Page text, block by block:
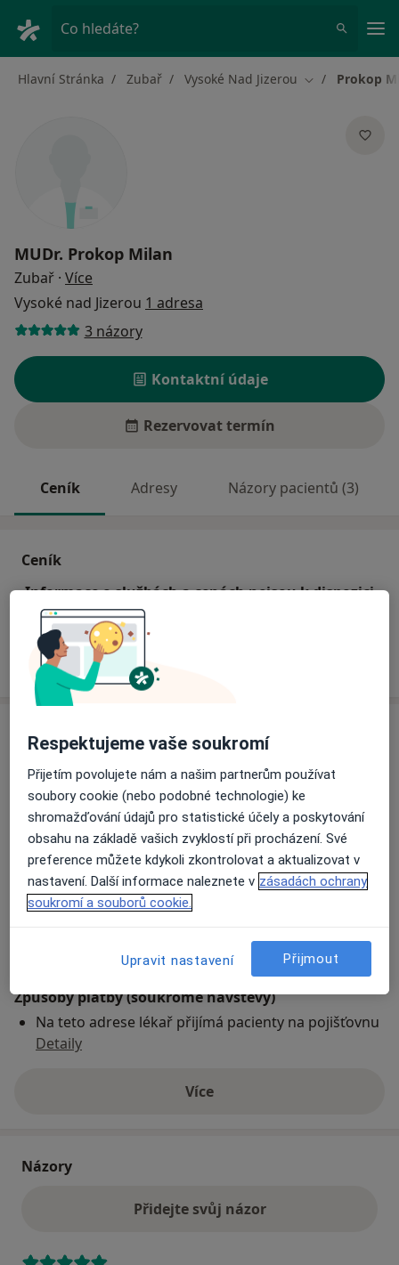
Co hledáte?
Hlavní Stránka Zubař Vysoké Nad Jizerou Změna města
Prokop
MUDr. Prokop Milan
Zubař · Více
Vysoké nad Jizerou 1 adresa
3 názory
Kontaktní údaje
Rezervovat termín
Ceník Adresy Názory pacientů (3)
Ceník
Informace o službách a cenách nejsou k dispozici
Tento specialista ještě nepřidával žádné informace o
svých službách.
Praktický zubní lékař
náměstí Dr. Karla Kramáře 58, Vysoké nad Jizerou
51211
Přiblížit mapuse otevře v nové záložce
Způsoby platby (soukromé návštěvy)
Na teto adrese lékař přijímá pacienty na pojišťovnu
Detaily
Víceo adrese
Názory
Přidejte svůj názor
Respektujeme vaše soukromí
Přijetím povolujete nám a našim partnerům používat
soubory cookie (nebo podobné technologie) ke
shromažďování údajů pro statistické účely a poskytování
obsahu na základě vašich zvyklostí při procházení. Své
preference můžete kdykoli zkontrolovat a aktualizovat v
nastavení. Další informace naleznete v zásadách ochrany
soukromí a souborů cookie.
Upravit nastavení Přijmout